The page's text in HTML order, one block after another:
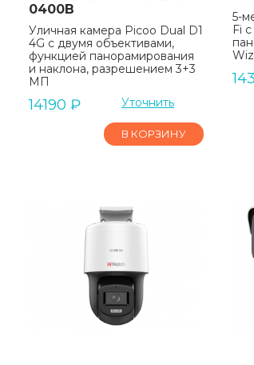
0400B
Уличная камера Picoo Dual D1
4G с двумя объективами,
функцией панорамирования
и наклона, разрешением 3+3
МП
14190 ₽ Уточнить
В КОРЗИНУ
5-
Fi